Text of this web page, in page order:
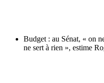
Budget : au Sénat, « on
ne sert à rien », estime